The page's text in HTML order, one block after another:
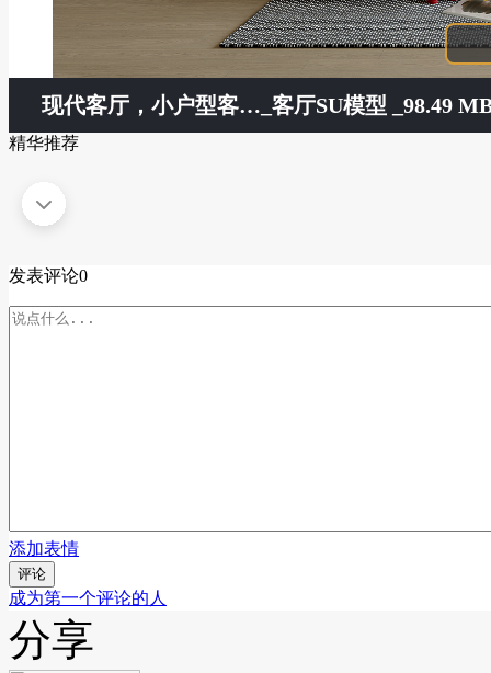
现代客厅，小户型客厅，无主灯客厅，沙发背景墙，电视背景墙 _客厅SU模型 _98.49
精华推荐
发表评论0
添加表情
评论
成为第一个评论的人
分享